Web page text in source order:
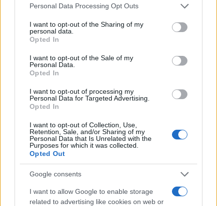
Personal Data Processing Opt Outs
I want to opt-out of the Sharing of my
personal data.
Opted In
I want to opt-out of the Sale of my
Personal Data.
Opted In
I want to opt-out of processing my
Personal Data for Targeted Advertising.
Opted In
I want to opt-out of Collection, Use,
Retention, Sale, and/or Sharing of my
Personal Data that Is Unrelated with the
Purposes for which it was collected.
Opted Out
Google consents
I want to allow Google to enable storage
related to advertising like cookies on web or
termine della guerra tra Israele e
in
Libano. Essa richiedeva il cessate il fuoco
immediato, la fine delle ostilità da entrambe le
parti e il ritiro delle forze israeliane dal Libano
meridionale. Ma uno degli elementi chiave della
risoluzione era la creazione di una
lo stoccaggio di armamenti non autorizzati, ad
eccezione delle forze armate regolari libanesi e
UNIFIL. Il documento prevedeva anche il
rafforzamento della missione UNIFIL, affidandole
il compito di monitorare l’area e prevenire nuove
escalation militari.
Il fallimento di UNIFIL